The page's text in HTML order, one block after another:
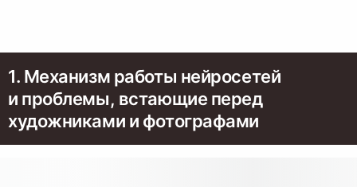
1. Механизм работы нейросетей
и проблемы, встающие перед
художниками и фотографами